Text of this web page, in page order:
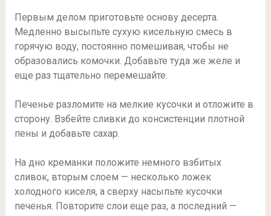
Первым делом приготовьте основу десерта.
Медленно высыпьте сухую кисельную смесь в
горячую воду, постоянно помешивая, чтобы не
образовались комочки. Добавьте туда же желе и
еще раз тщательно перемешайте.
Печенье разломите на мелкие кусочки и отложите в
сторону. Взбейте сливки до консистенции плотной
пены и добавьте сахар.
На дно креманки положите немного взбитых
сливок, вторым слоем — несколько ложек
холодного киселя, а сверху насыпьте кусочки
печенья. Повторите слои еще раз, а последний —